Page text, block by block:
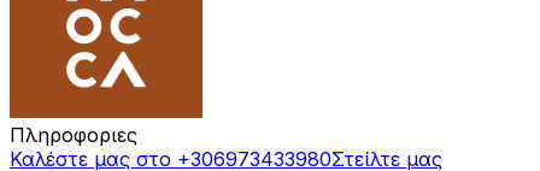
Πληροφοριες
Καλέστε μας στο +306973433980Στείλτε μας